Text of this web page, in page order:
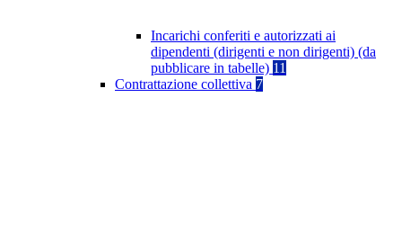
Incarichi conferiti e autorizzati ai
dipendenti (dirigenti e non dirigenti) (da
pubblicare in tabelle) 11
Contrattazione collettiva 7